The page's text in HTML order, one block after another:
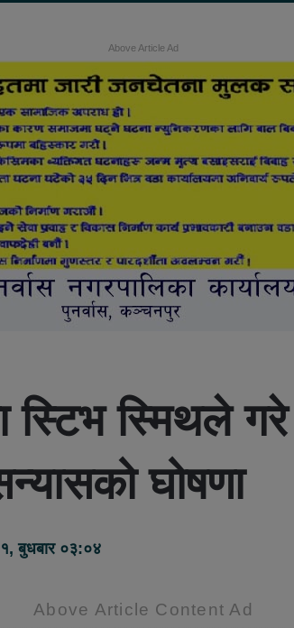
Above Article Ad
स्टिभ स्मिथले
घोषणा
बुधबार ०३:०४
Above Article Content Ad